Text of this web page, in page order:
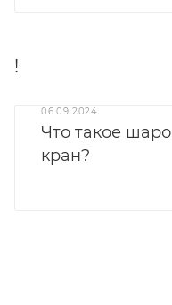
!
06.09.2024
Что такое
кран?